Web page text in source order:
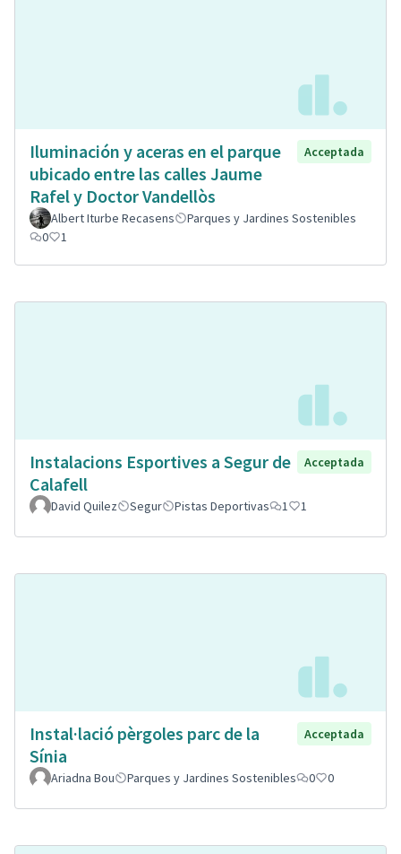
Iluminación y aceras en el parque
ubicado entre las calles Jaume
Rafel y Doctor Vandellòs
Acceptada
Albert Iturbe Recasens
Parques y Jardines Sostenibles
0
1
Instalacions Esportives a Segur de
Calafell
Acceptada
David Quilez Segur Pistas Deportivas 1 1
Instal·lació pèrgoles parc de la
Sínia
Acceptada
Ariadna Bou Parques y Jardines Sostenibles 0 0